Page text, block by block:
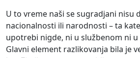
U to vreme naši se sugradjani nisu
nacionalnosti ili narodnosti – ta
upotrebi nigde, ni u službenom ni
Glavni element razlikovanja bila je